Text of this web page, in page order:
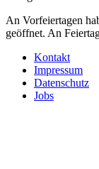
An Vorfeiertagen
geöffnet. An
Kontakt
Impressum
Datenschutz
Jobs